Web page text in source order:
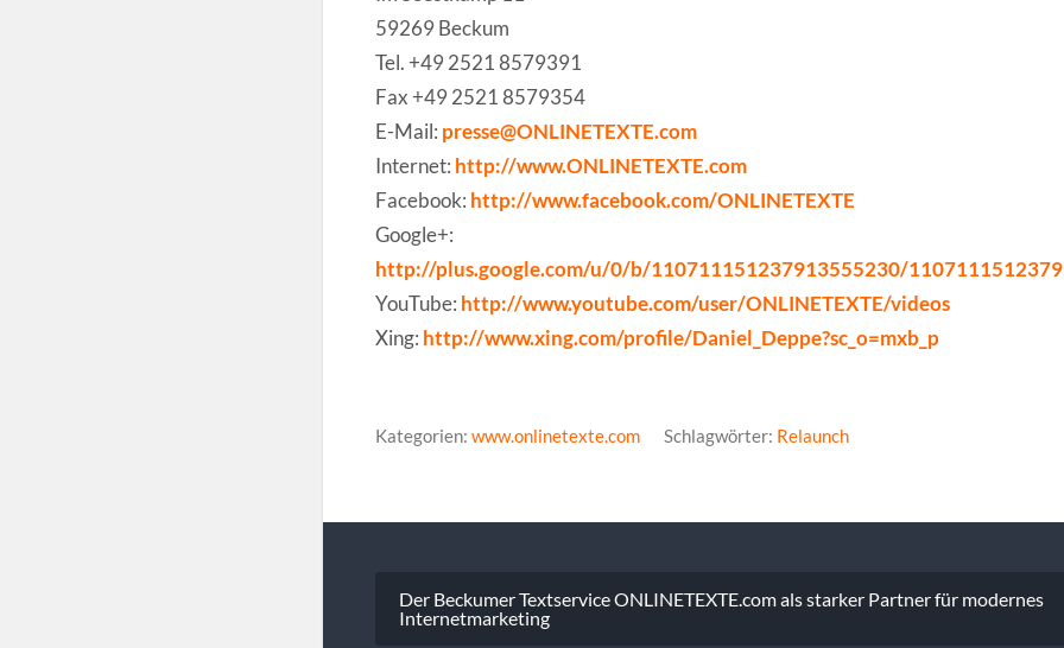
59269 Beckum
Tel. +49 2521 8579391
Fax +49 2521 8579354
E-Mail: presse@ONLINETEXTE.com
Internet: http://www.ONLINETEXTE.com
Facebook: http://www.facebook.com/ONLINETEXTE
Google+:
http://plus.google.com/u/0/b/110711151237913555230/
YouTube: http://www.youtube.com/user/ONLINETEXTE/videos
Xing: http://www.xing.com/profile/Daniel_Deppe?sc_o=mxb_p
Kategorien: www.onlinetexte.com Schlagwörter: Relaunch
Der Beckumer Textservice ONLINETEXTE.com als starker Partner für modernes
Internetmarketing